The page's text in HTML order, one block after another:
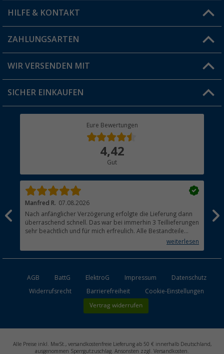
Vorteilskarte
Blog
Jobs & Karriere
HILFE & KONTAKT
FAQ & Kontakt
Versandinformationen
Rücksendung
ZAHLUNGSARTEN
WIR VERSENDEN MIT
SICHER EINKAUFEN
Eure Bewertungen
4,42
Gut
Manfred R. 07.08.2026
Nach anfänglicher Verzögerung erfolgte die Lieferung dann
überraschend schnell. Das war bei immerhin 3 Teillieferungen
sehr beachtlich und für mich erfreulich. Alle Bestandteile
waren gut verpackt und in Ordnung. Das Gerät (Gasgrill)weiterlesen
AGB BattG ElektroG Impressum
Datenschutz
Widerrufsrecht
Barrierefreiheit Cookie-Einstellungen
Vertrag widerrufen
Alle Preise inkl. MwSt., versandkostenfreie Lieferung ab 50 € innerhalb Deutschland,
ausgenommen Sperrgutzuschlag. Ansonsten zzgl. Versandkosten.